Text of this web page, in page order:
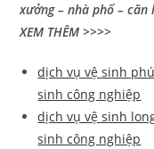
xưởng – nhà phố –
XEM THÊM >>>>
dịch vụ vệ sinh
sinh công nghiệp
dịch vụ vệ sinh
sinh công nghiệp